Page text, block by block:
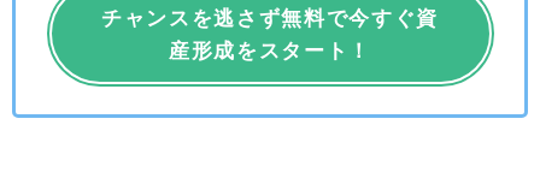
チャンスを逃さず無料で今すぐ資
産形成をスタート！